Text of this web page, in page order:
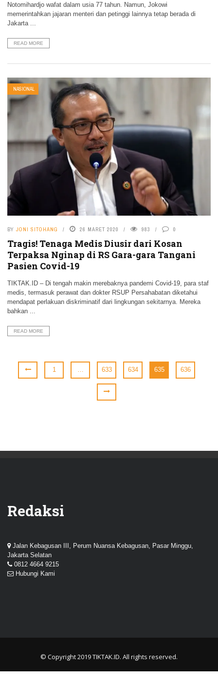
Notomihardjo wafat dalam usia 77 tahun. Namun, Jokowi
memerintahkan jajaran menteri dan petinggi lainnya tetap berada di
Jakarta ...
READ MORE
NASIONAL
BY JONI SITOHANG 26 MARET 2020 983 0
Tragis! Tenaga Medis Diusir dari Kosan
Terpaksa Nginap di RS Gara-gara Tangani
Pasien Covid-19
TIKTAK.ID – Di tengah makin merebaknya pandemi Covid-19, para staf
medis, termasuk perawat dan dokter RSUP Persahabatan diketahui
mendapat perlakuan diskriminatif dari lingkungan sekitarnya. Mereka
bahkan ...
READ MORE
1 … 633 634 635 636
Redaksi
Jalan Kebagusan III, Perum Nuansa Kebagusan, Pasar Minggu,
Jakarta Selatan
0812 4664 9215
Hubungi Kami
© Copyright 2019TIKTAK.ID. All rights reserved.